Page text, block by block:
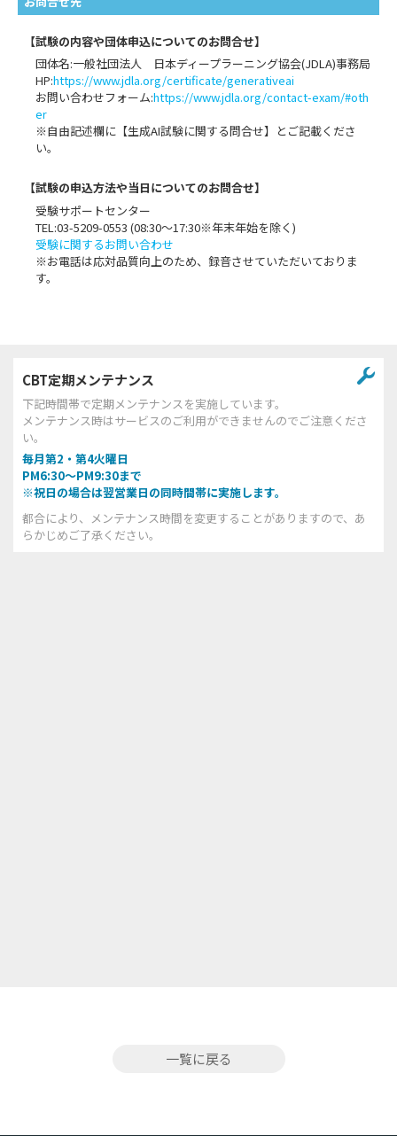
【試験の内容や団体申込についてのお問合せ】
団体名:一般社団法人 日本ディープラーニング協会(JDLA)事務局
HP:https://www.jdla.org/certificate/generativeai
お問い合わせフォーム:https://www.jdla.org/contact-exam/#oth
er
※自由記述欄に【生成AI試験に関する問合せ】とご記載くださ
い。
【試験の申込方法や当日についてのお問合せ】
受験サポートセンター
TEL:03-5209-0553 (08:30〜17:30※年末年始を除く)
受験に関するお問い合わせ
※お電話は応対品質向上のため、録音させていただいておりま
す。
CBT定期メンテナンス
下記時間帯で定期メンテナンスを実施しています。
メンテナンス時はサービスのご利用ができませんのでご注意くださ
い。
毎月第2・第4火曜日
PM6:30～PM9:30まで
※祝日の場合は翌営業日の同時間帯に実施します。
都合により、メンテナンス時間を変更することがありますので、あ
らかじめご了承ください。
一覧に戻る